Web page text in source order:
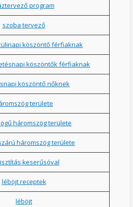
program
szoba tervező
köszöntő férfiaknak
köszöntők férfiaknak
köszöntő nőknek
területe
háromszög területe
háromszög területe
keserűsóval
léböjt receptek
léböjt